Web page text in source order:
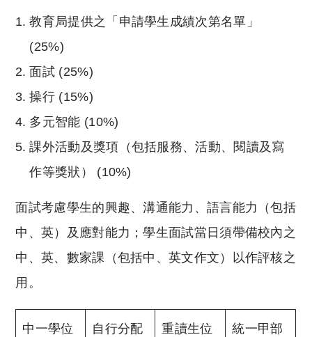
教育局提供之「申請學生成績次第名單」
(25%)
面試 (25%)
操行 (15%)
多元智能 (10%)
課外活動及獎項（包括服務、活動、閱讀及寫
作等獎狀） (10%)
面試考慮學生的興趣、溝通能力、語言能力（包括
中、英）及應對能力；學生面試當日須帶備校內之
中、英、數家課（包括中、英文作文）以作評核之
用。
中一學位 自行分配 重讀生位 統一甲部